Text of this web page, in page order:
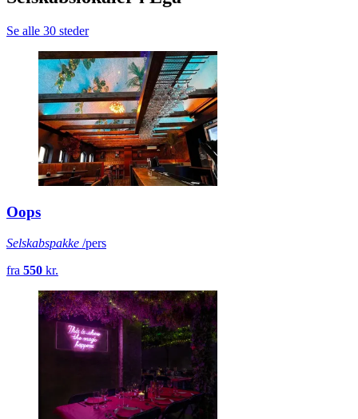
Se alle 30 steder
Oops
Selskabspakke /pers
fra 550 kr.